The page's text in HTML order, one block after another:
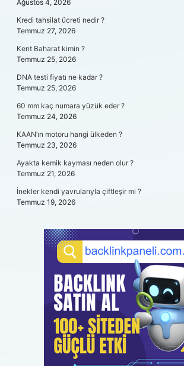
Ağustos 4, 2026
Kredi tahsilat ücreti nedir ?
Temmuz 27, 2026
Kent Baharat kimin ?
Temmuz 25, 2026
DNA testi fiyatı ne kadar ?
Temmuz 25, 2026
60 mm kaç numara yüzük eder ?
Temmuz 24, 2026
KAAN’ın motoru hangi ülkeden ?
Temmuz 23, 2026
Ayakta kemik kayması neden olur ?
Temmuz 21, 2026
İnekler kendi yavrularıyla çiftleşir mi ?
Temmuz 19, 2026